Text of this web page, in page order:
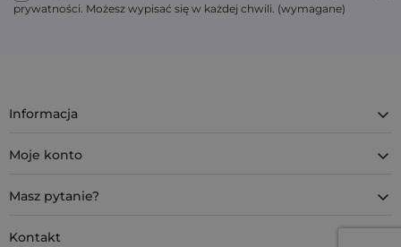
prywatności. Możesz wypisać się w każdej chwili. (wymagane)
Informacja
Moje konto
Masz pytanie?
Kontakt